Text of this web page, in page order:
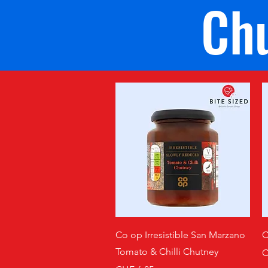
Schnellansicht
Co op Irresistible San Marzano
Tomato & Chilli Chutney